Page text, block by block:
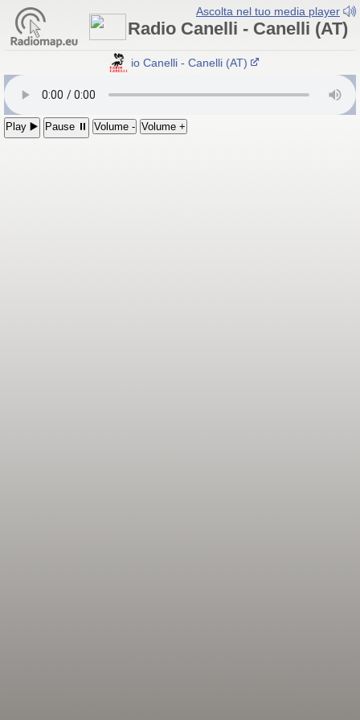
Ascolta nel tuo media player
Radio Canelli - Canelli (AT)
Radio Canelli - Canelli (AT)
Play ▶️ Pause ⏸ Volume - Volume +